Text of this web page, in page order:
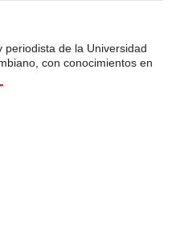
periodista de la Universidad
con conocimientos en